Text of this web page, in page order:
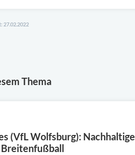
27.02.2022
Thema
(VfL Wolfsburg): Nachhaltige